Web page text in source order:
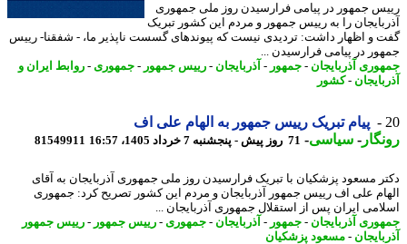
جمهور در پیامی فرارسیدن روز ملی جمهوری
را به رییس جمهور و مردم این کشور تبریک
و اظهار داشت: تردیدی نیست که پیوندهای گسست ناپذیر ما، - شفقنا- رییس
در پیامی فرارسیدن ...
آذربایجان-جمهور-آذربایجان-رییس جمهور-جمهوری- روابط ایران و
-کشور
پیام تبریک رییس جمهور به الهام علی اف
-سیاسی-71 روز پیش - پنجشنبه 7 خرداد 1405، 16:57 81549911
مسعود پزشکیان با تبریک فرارسیدن روز ملی جمهوری آذربایجان به آقای
علی اف رییس جمهور آذربایجان و مردم این کشور تصریح کرد: جمهوری
ایران پس از استقلال جمهوری آذربایجان ...
آذربایجان-جمهور-آذربایجان-جمهوری- رییس جمهور-رییس جمهور
-مسعود پزشکیان